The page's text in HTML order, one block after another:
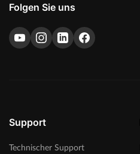
Folgen Sie uns
Support
Technischer Support